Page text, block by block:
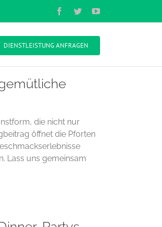
Facebook
TwitterYouTube
DIENSTLEISTUNG ANFRAGEN
die nicht nur
öffnet die Pforten
Lass uns gemeinsam